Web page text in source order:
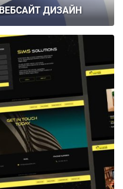
ВЕБСАЙТ ДИЗАЙН